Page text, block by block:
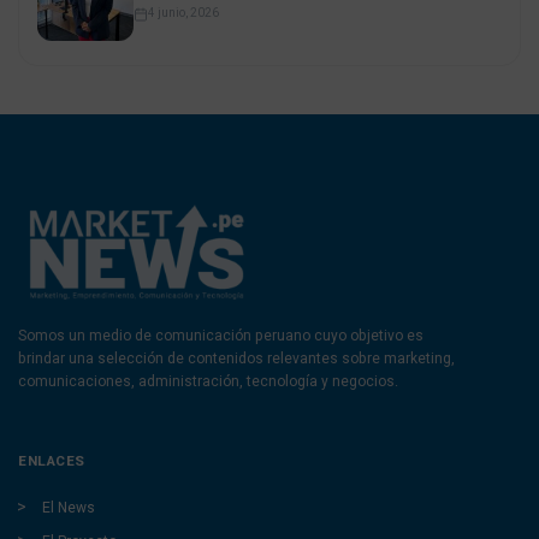
4 junio, 2026
Somos un medio de comunicación peruano cuyo objetivo es
brindar una selección de contenidos relevantes sobre marketing,
comunicaciones, administración, tecnología y negocios.
ENLACES
El News